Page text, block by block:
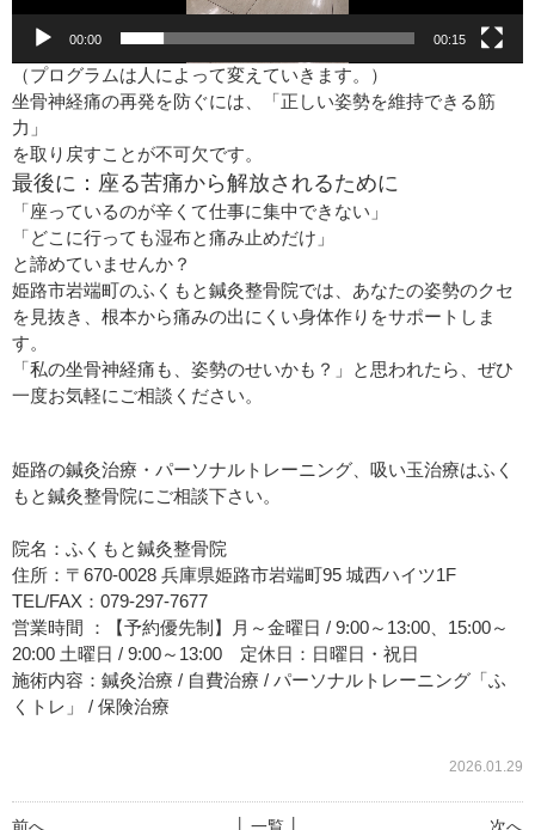
00:00 00:15
（プログラムは人によって変えていきます。）
坐骨神経痛の再発を防ぐには、「正しい姿勢を維持できる筋
力」
を取り戻すことが不可欠です。
最後に：座る苦痛から解放されるために
「座っているのが辛くて仕事に集中できない」
「どこに行っても湿布と痛み止めだけ」
と諦めていませんか？
姫路市岩端町のふくもと鍼灸整骨院では、あなたの姿勢のクセ
を見抜き、根本から痛みの出にくい身体作りをサポートしま
す。
「私の坐骨神経痛も、姿勢のせいかも？」と思われたら、ぜひ
一度お気軽にご相談ください。
姫路の鍼灸治療・パーソナルトレーニング、吸い玉治療はふく
もと鍼灸整骨院にご相談下さい。
院名：ふくもと鍼灸整骨院
住所：〒670-0028 兵庫県姫路市岩端町95 城西ハイツ1F
TEL/FAX：079-297-7677
営業時間 ：【予約優先制】月～金曜日 / 9:00～13:00、15:00～
20:00 土曜日 / 9:00～13:00 定休日：日曜日・祝日
施術内容：鍼灸治療 / 自費治療 / パーソナルトレーニング「ふ
くトレ」 / 保険治療
2026.01.29